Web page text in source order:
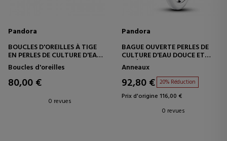
Pandora
BOUCLES D'OREILLES À TIGE
EN PERLES DE CULTURE D'EAU
DOUCE DE 7 MM 293169C01
Boucles d'oreilles
80,00 €
0 revues
Pandora
BAGUE OUVERTE PERLES DE
CULTURE D'EAU DOUCE ET
PAVÉ 193145C01
Anneaux
92,80 € 20% Réduction
Prix d'origine 116,00 €
0 revues